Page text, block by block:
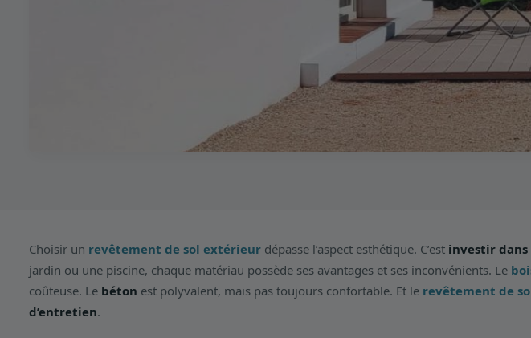
Choisir un revêtement de sol extérieur dépasse l’aspect esthétique. C’est investir
jardin ou une piscine, chaque matériau possède ses avantages et ses inconvénients. Le
coûteuse. Le béton est polyvalent, mais pas toujours confortable. Et le revêtement de
d’entretien.